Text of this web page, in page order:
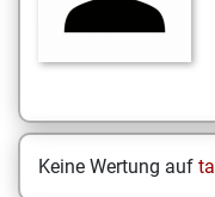
Keine Wertung auf